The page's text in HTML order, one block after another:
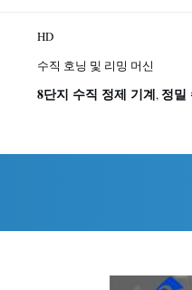
HD
수직 호닝 및 리밍 머신
8단지 수직 정제 기계, 정밀